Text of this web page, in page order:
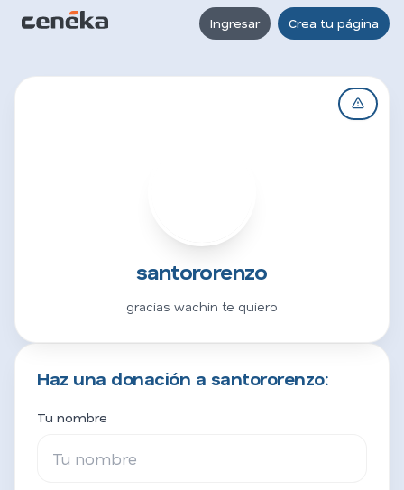
Ingresar Crea tu página
santororenzo
gracias wachin te quiero
Haz una donación a santororenzo:
Tu nombre